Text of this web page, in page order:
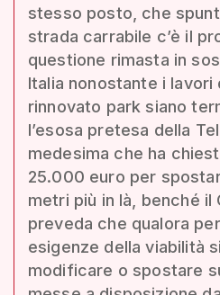
stesso posto, che
strada carrabile c’è il
questione rimasta in
Italia nonostante i lavori
rinnovato park siano
l’esosa pretesa della
medesima che ha
25.000 euro per
metri più in là, benché il
preveda che qualora
esigenze della viabilità
modificare o spostare